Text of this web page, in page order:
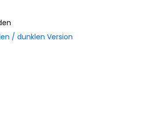
/ dunklen Version